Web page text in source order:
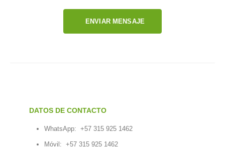
ENVIAR MENSAJE
DATOS DE CONTACTO
WhatsApp: +57 315 925 1462
Móvil: +57 315 925 1462